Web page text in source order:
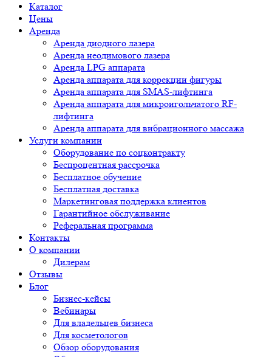
Каталог
Цены
Аренда
Аренда диодного лазера
Аренда неодимового лазера
Аренда LPG аппарата
Аренда аппарата для коррекции фигуры
Аренда аппарата для SMAS-лифтинга
Аренда аппарата для микроигольчатого RF-
лифтинга
Аренда аппарата для вибрационного массажа
Услуги компании
Оборудование по соцконтракту
Беспроцентная рассрочка
Бесплатное обучение
Бесплатная доставка
Маркетинговая поддержка клиентов
Гарантийное обслуживание
Реферальная программа
Контакты
О компании
Дилерам
Отзывы
Блог
Бизнес-кейсы
Вебинары
Для владельцев бизнеса
Для косметологов
Обзор оборудования